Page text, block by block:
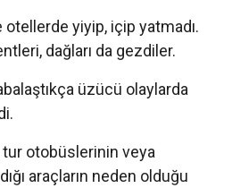
yiyip, içip yatmadı.
dağları da gezdiler.
üzücü olaylarda
otobüslerinin veya
araçların neden olduğu